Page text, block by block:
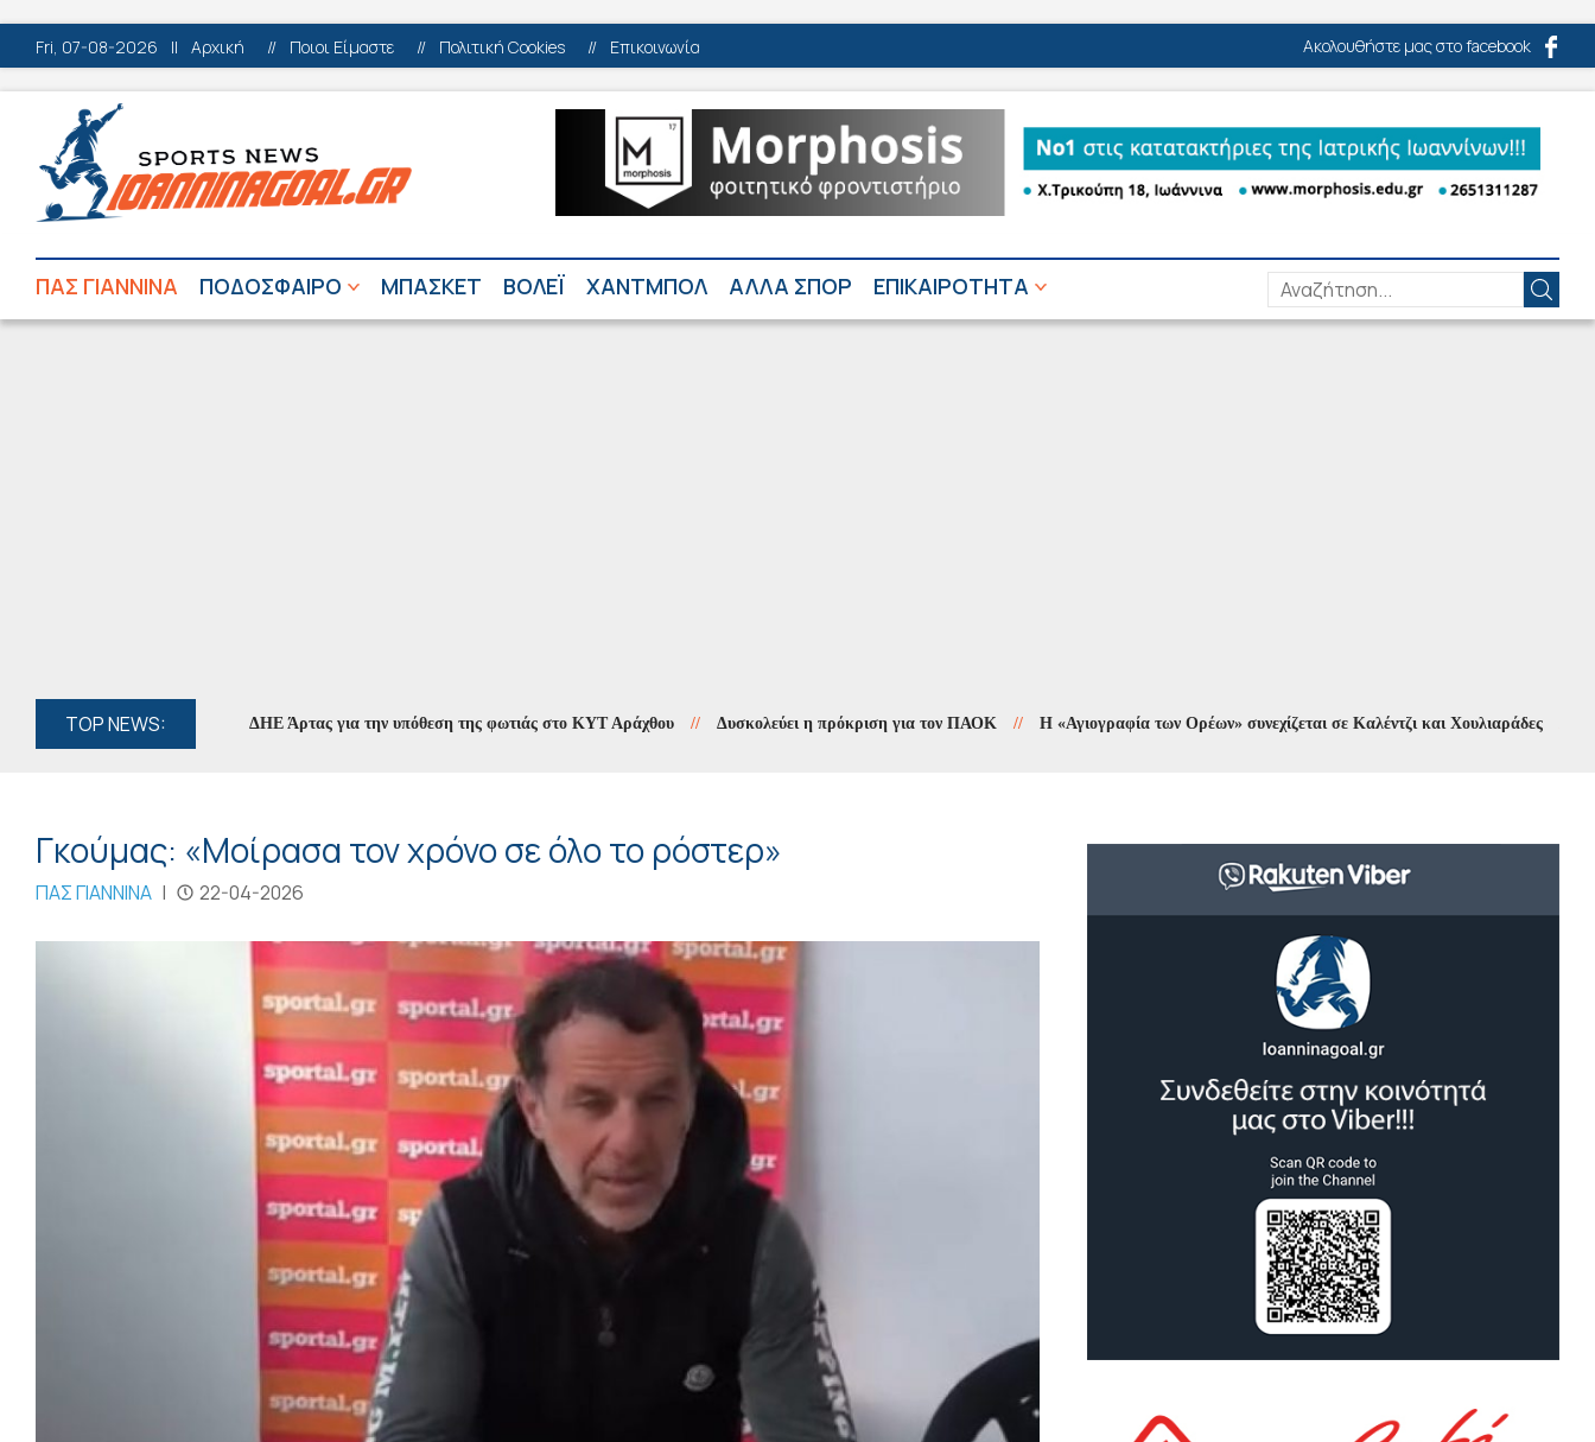
Fri, 07-08-2026 || Αρχική // Ποιοι Είμαστε // Πολιτική Cookies // Επικοινωνία Ακολουθήστε μας στο facebook
ΠΑΣ ΓΙΑΝΝΙΝΑ ΠΟΔΟΣΦΑΙΡΟ ΜΠΑΣΚΕΤ ΒΟΛΕΪ ΧΑΝΤΜΠΟΛ ΑΛΛΑ ΣΠΟΡ ΕΠΙΚΑΙΡΟΤΗΤΑ
TOP NEWS:
ο διευθυντής του ΔΕΔΔΗΕ Άρτας για την υπόθεση της φωτιάς στο ΚΥΤ Αράχθου // Δυσκολεύει η πρόκριση για τον ΠΑΟΚ // Η «Αγιογραφία των Ορέων» συνεχίζεται σε Καλέντζι και Χουλιαράδες //
Γκούμας: «Μοίρασα τον χρόνο σε όλο το ρόστερ»
ΠΑΣ ΓΙΑΝΝΙΝΑ | 22-04-2026